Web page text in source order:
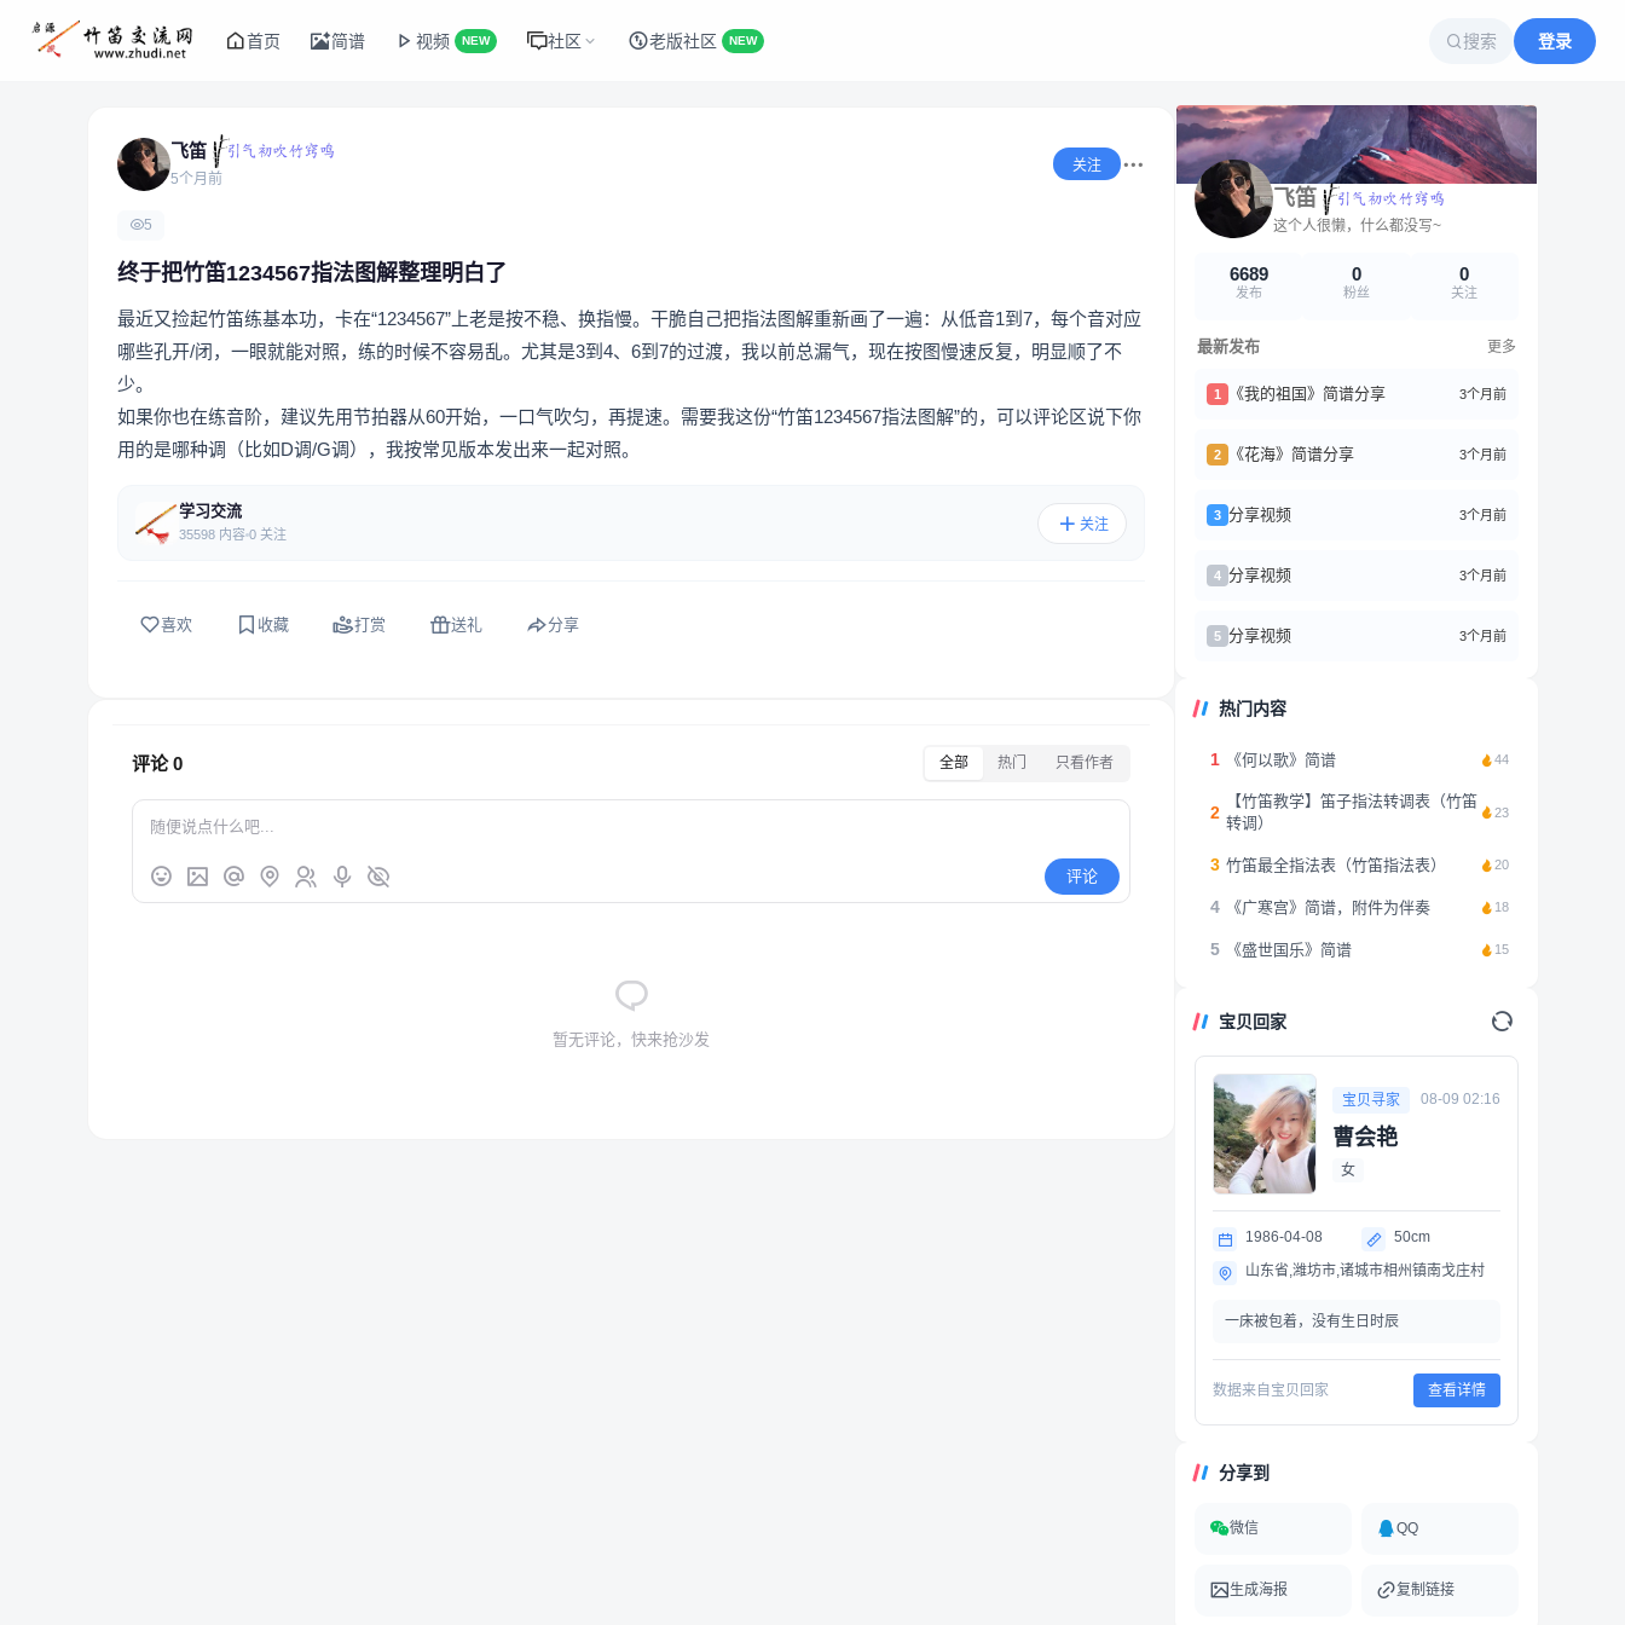
首页 简谱 视频 NEW 社区 老版社区 NEW 搜索 登录
飞笛
5个月前
关注
5
终于把竹笛1234567指法图解整理明白了
最近又捡起竹笛练基本功，卡在“1234567”上老是按不稳、换指慢。干脆自己把指法图解重新画了一遍：从低音1到7，每个音对应
哪些孔开/闭，一眼就能对照，练的时候不容易乱。尤其是3到4、6到7的过渡，我以前总漏气，现在按图慢速反复，明显顺了不
少。
如果你也在练音阶，建议先用节拍器从60开始，一口气吹匀，再提速。需要我这份“竹笛1234567指法图解”的，可以评论区说下你
用的是哪种调（比如D调/G调），我按常见版本发出来一起对照。
学习交流
35598 内容 0 关注
关注
喜欢 收藏 打赏 送礼 分享
评论0 全部 热门 只看作者
评论
暂无评论，快来抢沙发
飞笛
这个人很懒，什么都没写~
6689
发布
0
粉丝
0
关注
最新发布 更多
1 《我的祖国》简谱分享 3个月前
2 《花海》简谱分享 3个月前
3 分享视频 3个月前
4 分享视频 3个月前
5 分享视频 3个月前
热门内容
1 《何以歌》简谱 44
2
【竹笛教学】笛子指法转调表（竹笛
转调）
23
3 竹笛最全指法表（竹笛指法表） 20
4 《广寒宫》简谱，附件为伴奏 18
5 《盛世国乐》简谱 15
宝贝回家
宝贝寻家 08-09 02:16
曹会艳
女
1986-04-08
50cm
山东省,潍坊市,诸城市相州镇南戈庄村
一床被包着，没有生日时辰
数据来自宝贝回家 查看详情
分享到
微信 QQ
生成海报 复制链接